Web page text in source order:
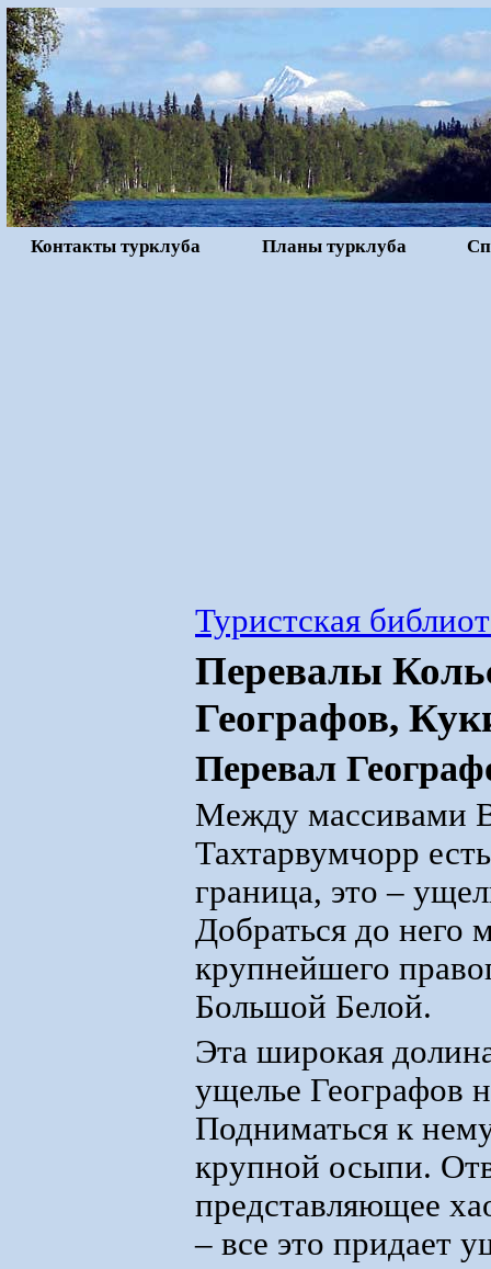
Контакты турклуба Планы турклуба
Туристская
Перевалы
Географов,
Перевал
Между массивами
Тахтарвумчорр
граница, это –
Добраться до него
крупнейшего
Большой Белой.
Эта широкая
ущелье Географов
Подниматься к
крупной осыпи.
представляющее
– все это придает